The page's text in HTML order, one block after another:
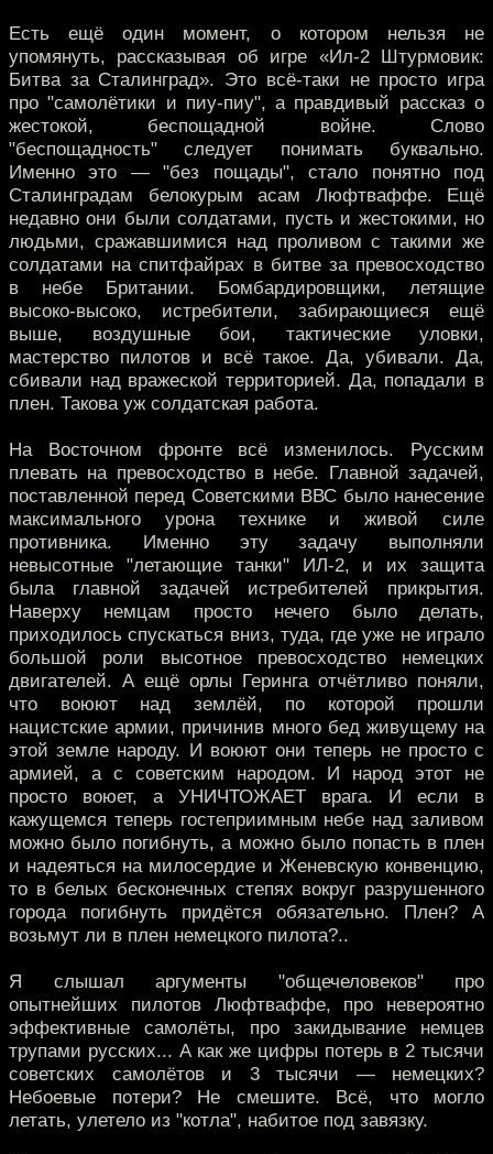
Есть ещё один момент, о котором нельзя не
упомянуть, рассказывая об игре «Ил-2 Штурмовик:
Битва за Сталинград». Это всё-таки не просто игра
про "самолётики и пиу-пиу", а правдивый рассказ о
жестокой, беспощадной войне. Слово
"беспощадность" следует понимать буквально.
Именно это — "без пощады", стало понятно под
Сталинградам белокурым асам Люфтваффе. Ещё
недавно они были солдатами, пусть и жестокими, но
людьми, сражавшимися над проливом с такими же
солдатами на спитфайрах в битве за превосходство
в небе Британии. Бомбардировщики, летящие
высоко-высоко, истребители, забирающиеся ещё
выше, воздушные бои, тактические уловки,
мастерство пилотов и всё такое. Да, убивали. Да,
сбивали над вражеской территорией. Да, попадали в
плен. Такова уж солдатская работа.
На Восточном фронте всё изменилось. Русским
плевать на превосходство в небе. Главной задачей,
поставленной перед Советскими ВВС было нанесение
максимального урона технике и живой силе
противника. Именно эту задачу выполняли
невысотные "летающие танки" ИЛ-2, и их защита
была главной задачей истребителей прикрытия.
Наверху немцам просто нечего было делать,
приходилось спускаться вниз, туда, где уже не играло
большой роли высотное превосходство немецких
двигателей. А ещё орлы Геринга отчётливо поняли,
что воюют над землёй, по которой прошли
нацистские армии, причинив много бед живущему на
этой земле народу. И воюют они теперь не просто с
армией, а с советским народом. И народ этот не
просто воюет, а УНИЧТОЖАЕТ врага. И если в
кажущемся теперь гостеприимным небе над заливом
можно было погибнуть, а можно было попасть в плен
и надеяться на милосердие и Женевскую конвенцию,
то в белых бесконечных степях вокруг разрушенного
города погибнуть придётся обязательно. Плен? А
возьмут ли в плен немецкого пилота?..
Я слышал аргументы "общечеловеков" про
опытнейших пилотов Люфтваффе, про невероятно
эффективные самолёты, про закидывание немцев
трупами русских... А как же цифры потерь в 2 тысячи
советских самолётов и 3 тысячи — немецких?
Небоевые потери? Не смешите. Всё, что могло
летать, улетело из "котла", набитое под завязку.